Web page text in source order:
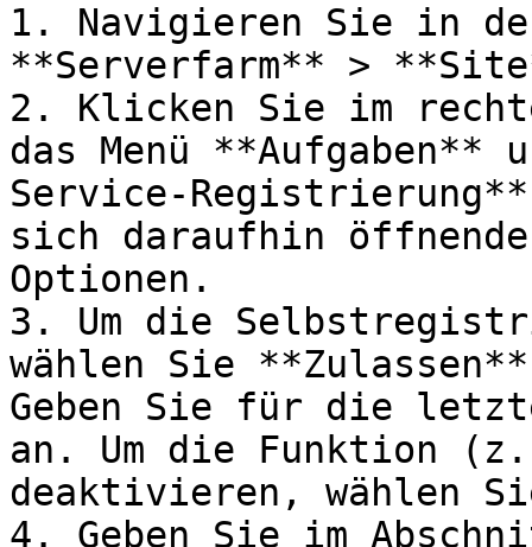
1. Navigieren Sie in
**Serverfarm** >
2. Klicken Sie im
das Menü
Service-
sich daraufhin
Optionen.
3. Um die
wählen Sie
Geben Sie für die
an. Um die Funktion
deaktivieren, wählen
4. Geben Sie im